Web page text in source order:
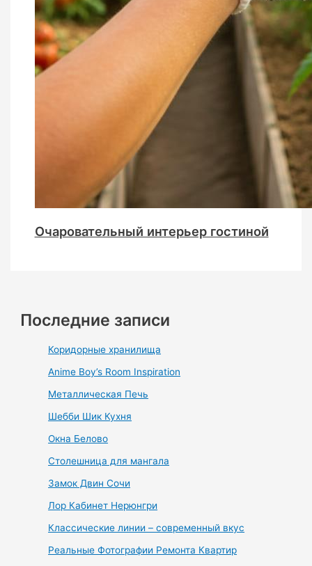
Очаровательный интерьер гостиной
Последние записи
Коридорные хранилища
Anime Boy’s Room Inspiration
Металлическая Печь
Шебби Шик Кухня
Окна Белово
Столешница для мангала
Замок Двин Сочи
Лор Кабинет Нерюнгри
Классические линии – современный вкус
Реальные Фотографии Ремонта Квартир